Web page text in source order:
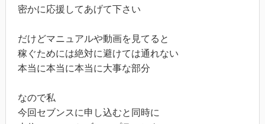
密かに応援してあげて下さい
だけどマニュアルや動画を見てると
稼ぐためには絶対に避けては通れない
本当に本当に本当に大事な部分
なので私
今回セブンスに申し込むと同時に